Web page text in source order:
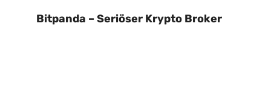
Bitpanda – Seriöser Krypto Broker